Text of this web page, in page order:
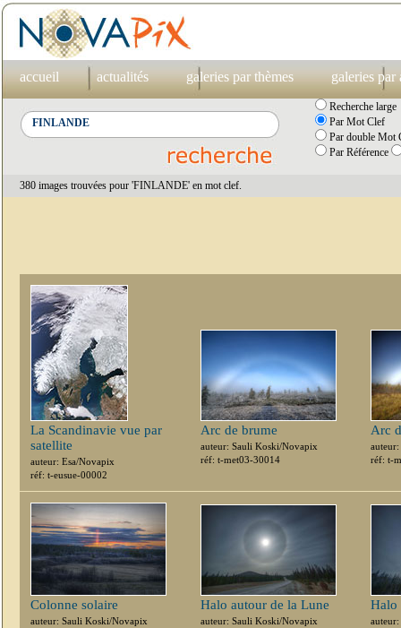
accueil actualités galeries par thèmes galeries par
Recherche large
Par Mot Clef
Par double Mot
Par Référence
380 images trouvées pour 'FINLANDE' en mot clef.
La Scandinavie vue par
satellite
auteur: Esa/Novapix
réf: t-eusue-00002
Arc de brume
auteur: Sauli Koski/Novapix
réf: t-met03-30014
Arc
réf: t-
Colonne solaire
auteur: Sauli Koski/Novapix
Halo autour de la Lune
auteur: Sauli Koski/Novapix
Halo